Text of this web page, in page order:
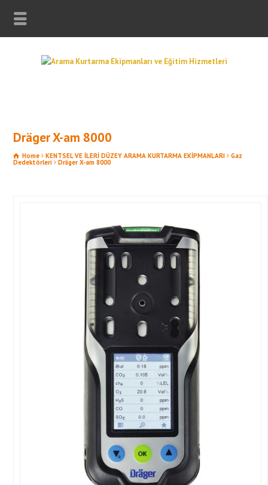
Dräger X-am 8000
Home KENTSEL VE İLERİ DÜZEY ARAMA KURTARMA EKİPMANLARI Gaz
Dedektörleri Dräger X-am 8000